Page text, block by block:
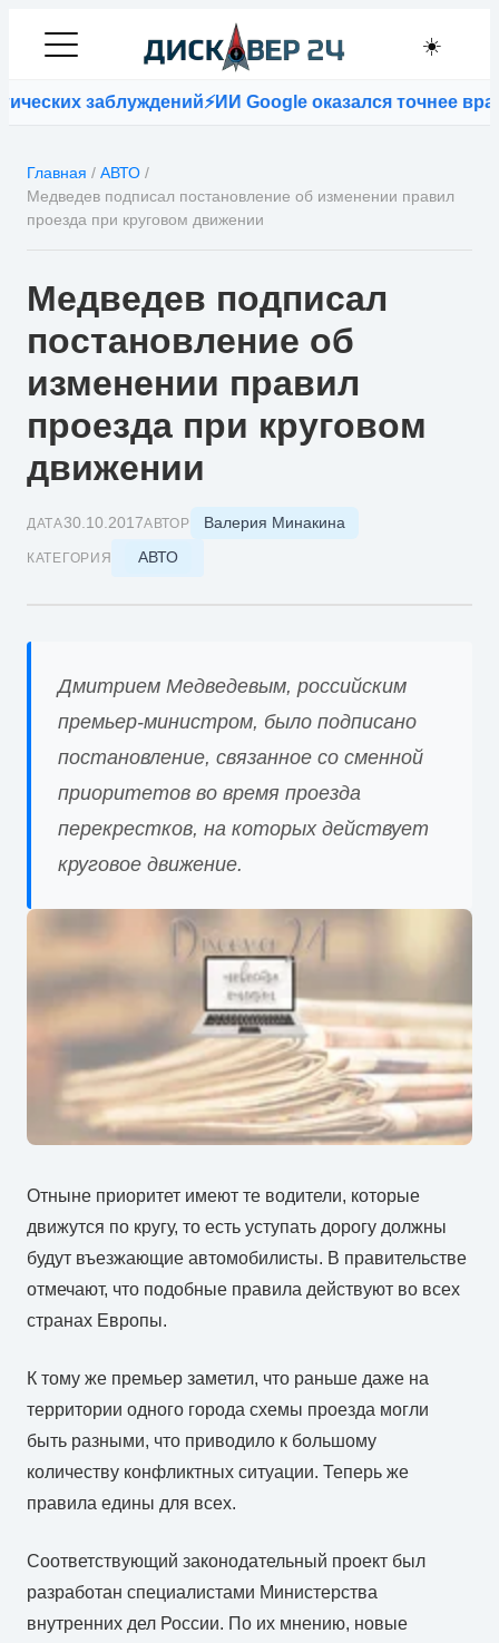
☀️
заблуждений⚡ИИ Google оказался точнее
Главная / АВТО /
Медведев подписал постановление об изменении правил
проезда при круговом движении
Медведев подписал
постановление об
изменении правил
проезда при круговом
движении
ДАТА30.10.2017АВТОР Валерия Минакина
КАТЕГОРИЯ АВТО
Дмитрием Медведевым, российским
премьер-министром, было подписано
постановление, связанное со сменной
приоритетов во время проезда
перекрестков, на которых действует
круговое движение.
Отныне приоритет имеют те водители, которые
движутся по кругу, то есть уступать дорогу должны
будут въезжающие автомобилисты. В правительстве
отмечают, что подобные правила действуют во всех
странах Европы.
К тому же премьер заметил, что раньше даже на
территории одного города схемы проезда могли
быть разными, что приводило к большому
количеству конфликтных ситуации. Теперь же
правила едины для всех.
Соответствующий законодательный проект был
разработан специалистами Министерства
внутренних дел России. По их мнению, новые